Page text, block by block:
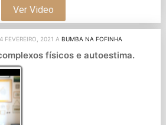
Ver Video
FEVEREIRO, 2021 A BUMBA NA FOFINHA
físicos e autoestima.